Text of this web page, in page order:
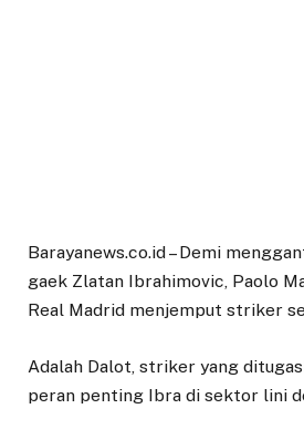
Barayanews.co.id – Demi
gaek Zlatan Ibrahimovic, Paolo
Real Madrid menjemput striker
Adalah Dalot, striker yang
peran penting Ibra di sektor lini